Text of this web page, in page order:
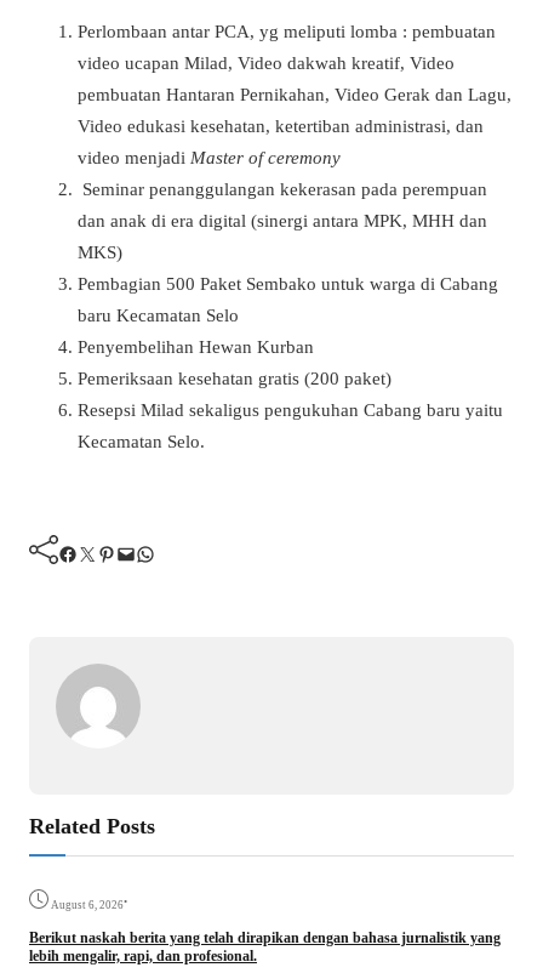
Perlombaan antar PCA, yg meliputi lomba : pembuatan
video ucapan Milad, Video dakwah kreatif, Video
pembuatan Hantaran Pernikahan, Video Gerak dan Lagu,
Video edukasi kesehatan, ketertiban administrasi, dan
video menjadi Master of ceremony
⁠ Seminar penanggulangan kekerasan pada perempuan
dan anak di era digital (sinergi antara MPK, MHH dan
MKS)
⁠Pembagian 500 Paket Sembako untuk warga di Cabang
baru Kecamatan Selo
Penyembelihan Hewan Kurban
⁠Pemeriksaan kesehatan gratis (200 paket)
Resepsi Milad sekaligus pengukuhan Cabang baru yaitu
Kecamatan Selo.
Facebook Twitter Pinterest Mail WhatsApp
Related Posts
August 6, 2026•
Berikut naskah berita yang telah dirapikan dengan bahasa jurnalistik yang
lebih mengalir, rapi, dan profesional.